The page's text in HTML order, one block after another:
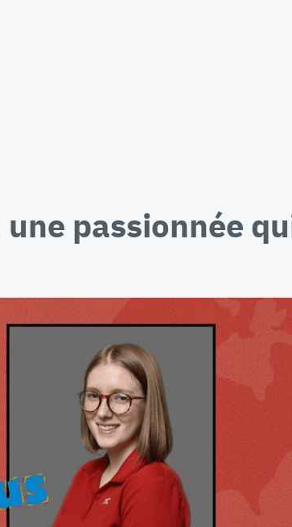
une passionnée